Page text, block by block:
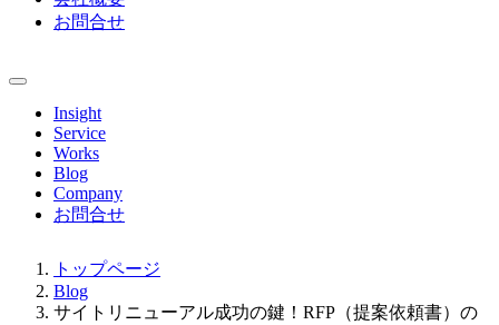
お問合せ
Insight
Service
Works
Blog
Company
お問合せ
トップページ
Blog
サイトリニューアル成功の鍵！RFP（提案依頼書）の